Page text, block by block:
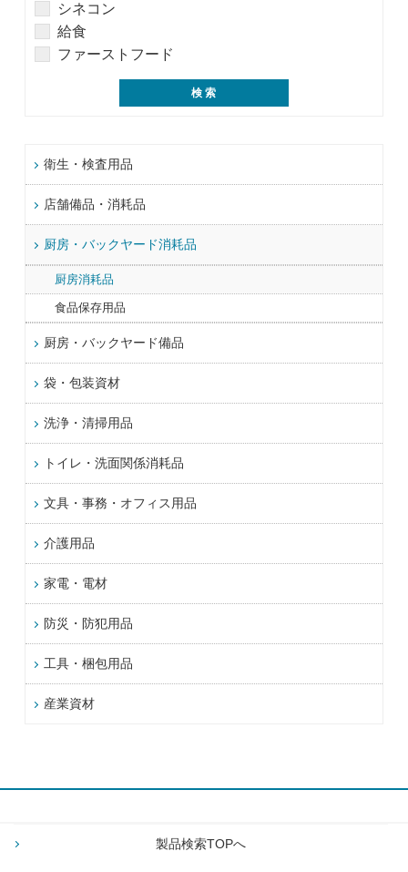
シネコン
給食
ファーストフード
衛生・検査用品
店舗備品・消耗品
厨房・バックヤード消耗品
厨房消耗品
食品保存用品
厨房・バックヤード備品
袋・包装資材
洗浄・清掃用品
トイレ・洗面関係消耗品
文具・事務・オフィス用品
介護用品
家電・電材
防災・防犯用品
工具・梱包用品
産業資材
製品検索TOPへ